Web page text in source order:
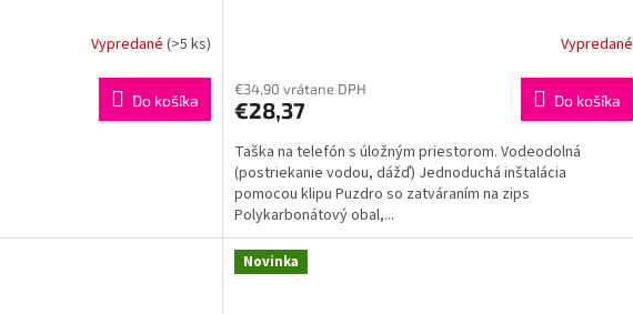
Vypredané(>5 ks)
Do košíka
produktu
je
z
5
hviezdičiek.
Vypredané
€34,90 vrátane DPH
€28,37 Do košíka
Taška na telefón s úložným priestorom. Vodeodolná
(postriekanie vodou, dážď) Jednoduchá inštalácia
pomocou klipu Puzdro so zatváraním na zips
Polykarbonátový obal,...
Novinka